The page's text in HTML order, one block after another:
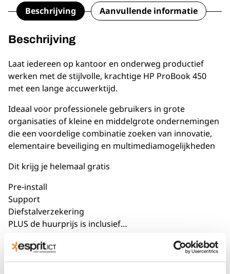
Beschrijving Aanvullende informatie
Beschrijving
Laat iedereen op kantoor en onderweg productief
werken met de stijlvolle, krachtige HP ProBook 450
met een lange accuwerktijd.
Ideaal voor professionele gebruikers in grote
organisaties of kleine en middelgrote ondernemingen
die een voordelige combinatie zoeken van innovatie,
elementaire beveiliging en multimediamogelijkheden
Dit krijg je helemaal gratis
Pre-install
Support
Diefstalverzekering
PLUS de huurprijs is inclusief…
Gratis Windows 10 Pro geïnstalleerd en muis
Altijd verlengen of overname optie na huur